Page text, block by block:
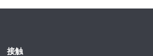
接触